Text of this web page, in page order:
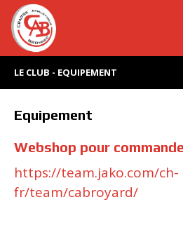
LE CLUB - EQUIPEMENT
Equipement
Webshop pour
https://team.jako.com/ch-
fr/team/cabroyard/